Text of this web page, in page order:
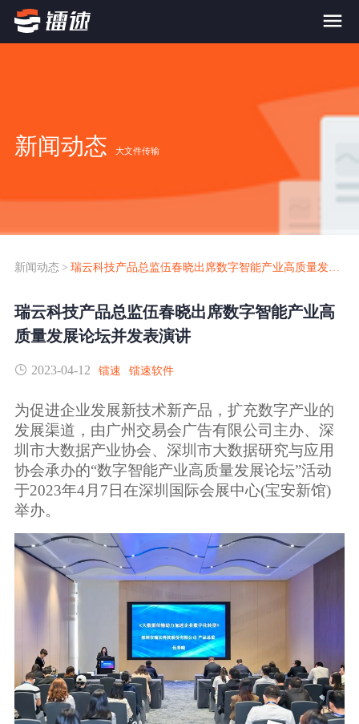
FTP替代升级
SDK传输应用集成
镭速FTP加速
跨国数据传输
内外网文件交换
数据迁移
数据协作
数据分发
政府机构
广告媒体
案例
新闻动态
生态合作
关于镭速
帮助中心
新闻动态 大文件传输
新闻动态 > 瑞云科技产品总监伍春晓出席数字智能产业高质量发展论坛并发表演讲
瑞云科技产品总监伍春晓出席数字智能产业高
质量发展论坛并发表演讲
2023-04-12 镭速 镭速软件
为促进企业发展新技术新产品，扩充数字产业的
发展渠道，由广州交易会广告有限公司主办、深
圳市大数据产业协会、深圳市大数据研究与应用
协会承办的“数字智能产业高质量发展论坛”活动
于2023年4月7日在深圳国际会展中心(宝安新馆)
举办。